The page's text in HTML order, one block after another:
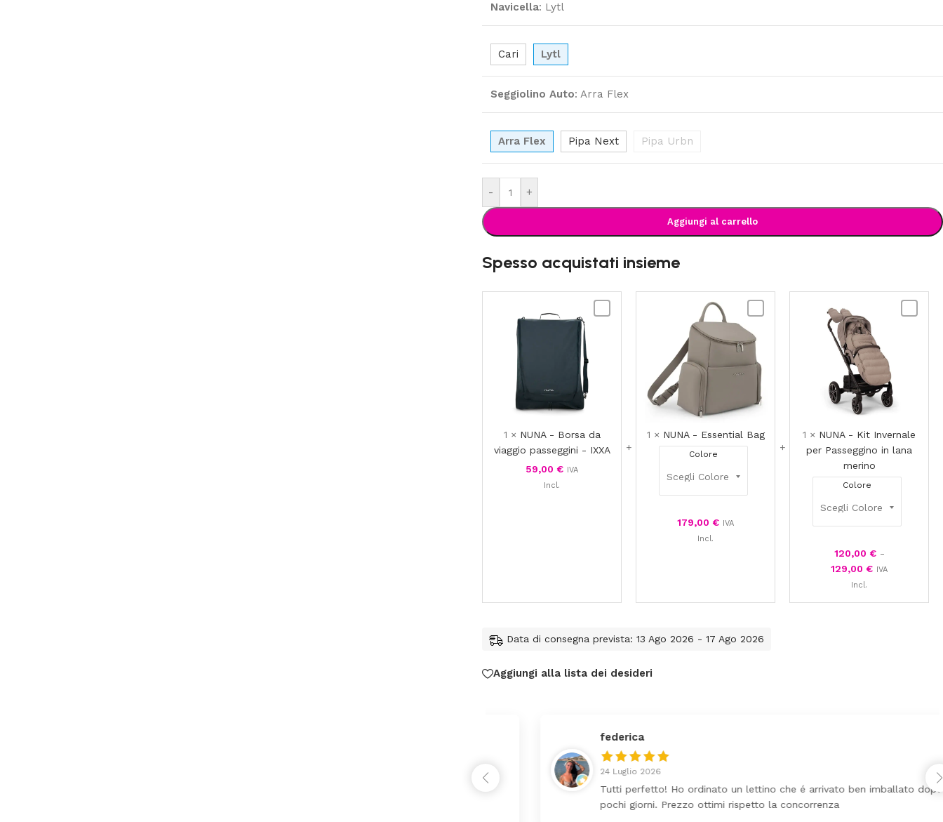
Navicella: Lytl
Cari Lytl
Seggiolino Auto: Arra Flex
Arra Flex Pipa Next Pipa Urbn
- +
Aggiungi al carrello
Spesso acquistati insieme
1 × NUNA - Borsa da
viaggio passeggini - IXXA
59,00 € IVA
Incl.
Essential
Bag
1 × NUNA - Essential Bag
Colore
179,00 € IVA
Incl.
merino
1 × NUNA - Kit Invernale
per Passeggino in lana
merino
Colore
120,00 € -
129,00 € IVA
Incl.
Data di consegna prevista: 13 Ago 2026 - 17 Ago 2026
Aggiungi alla lista dei desideri
24 Luglio 2026
Tutti perfetto! Ho ordinato un lettino che é arrivato ben imballato dopo
pochi giorni. Prezzo ottimi rispetto la concorrenza